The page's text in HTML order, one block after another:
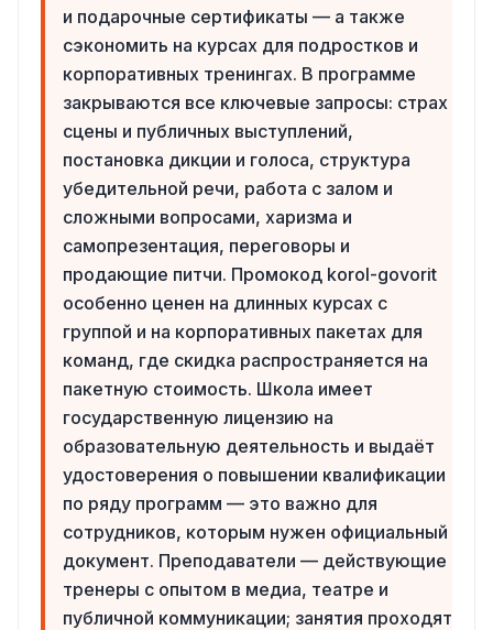
и подарочные сертификаты — а также
сэкономить на курсах для подростков и
корпоративных тренингах. В программе
закрываются все ключевые запросы: страх
сцены и публичных выступлений,
постановка дикции и голоса, структура
убедительной речи, работа с залом и
сложными вопросами, харизма и
самопрезентация, переговоры и
продающие питчи. Промокод korol-govorit
особенно ценен на длинных курсах с
группой и на корпоративных пакетах для
команд, где скидка распространяется на
пакетную стоимость. Школа имеет
государственную лицензию на
образовательную деятельность и выдаёт
удостоверения о повышении квалификации
по ряду программ — это важно для
сотрудников, которым нужен официальный
документ. Преподаватели — действующие
тренеры с опытом в медиа, театре и
публичной коммуникации; занятия проходят